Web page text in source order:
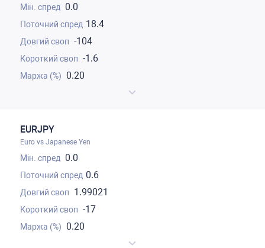
0.0
18.4
-104
-1.6
0.20
EURJPY
Euro vs Japanese Yen
0.0
0.6
1.99021
-17
0.20